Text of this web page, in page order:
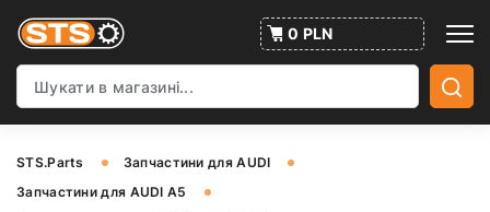
0 PLN
STS.Parts
Запчастини для AUDI
Запчастини для AUDI A5